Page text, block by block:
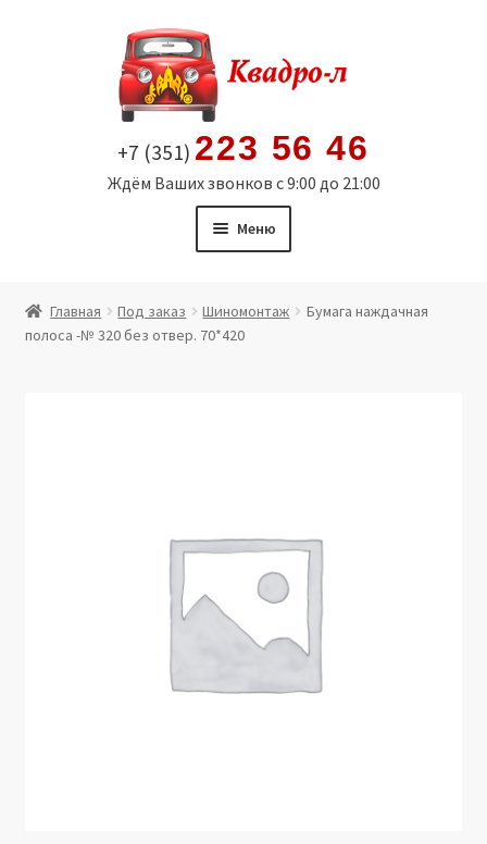
содержимому
+7 (351) 223 56 46
Ждём Ваших звонков с 9:00 до 21:00
Меню
Витрина
Юридические данные
Главная Под заказ Шиномонтаж
Бумага наждачная
полоса -№ 320 без отвер. 70*420